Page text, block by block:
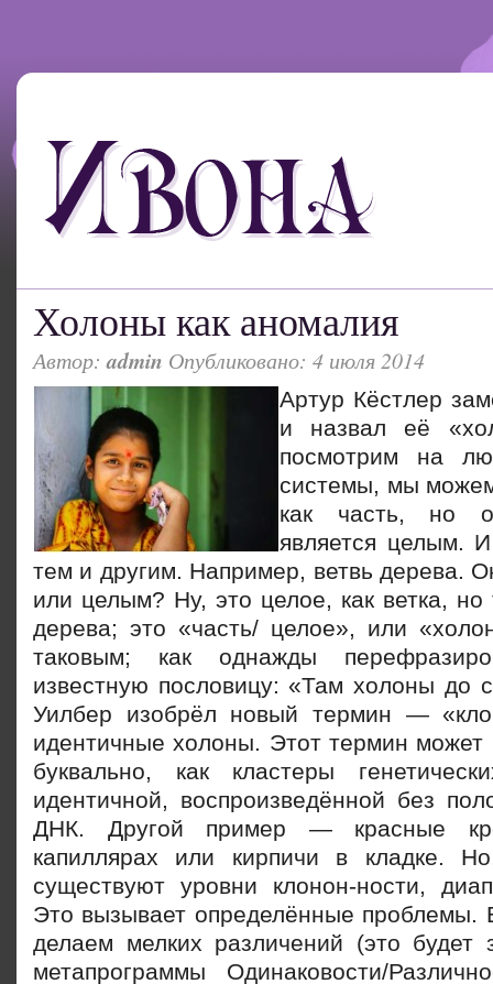
Холоны как аномалия
Автор:admin Опубликовано: 4 июля 2014
Артур Кёстлер
и назвал её
посмотрим на
системы, мы
как часть, но
является целым.
тем и другим. Например, ветвь дерева.
или целым? Ну, это целое, как ветка,
дерева; это «часть/ целое», или
таковым; как однажды
известную пословицу: «Там холоны до
Уилбер изобрёл новый термин —
идентичные холоны. Этот термин может
буквально, как кластеры
идентичной, воспроизведённой без
ДНК. Другой пример — красные
капиллярах или кирпичи в кладке.
существуют уровни клонон-ности,
Это вызывает определённые
делаем мелких различений (это будет
метапрограммы Одинаковости/